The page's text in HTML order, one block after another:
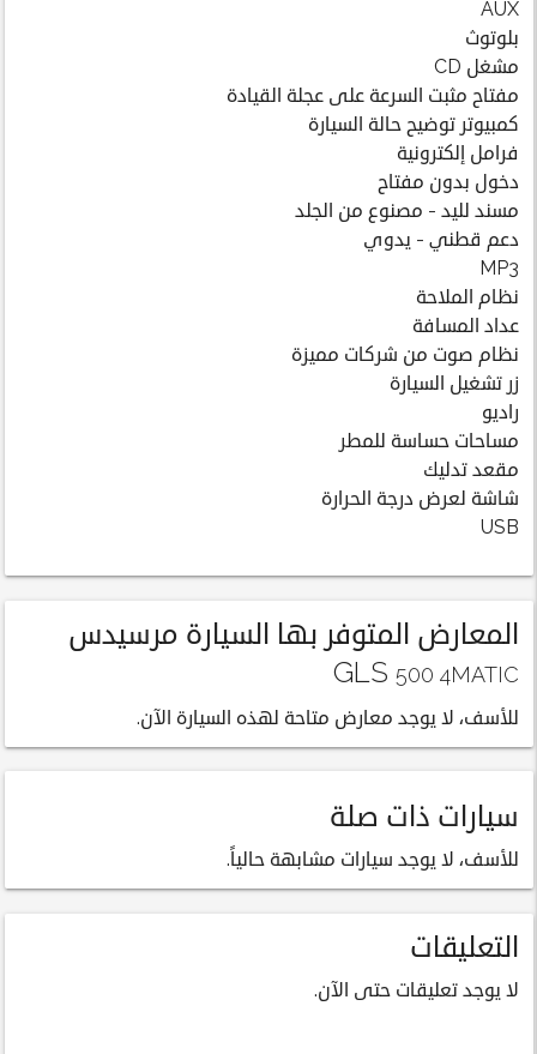
AUX
بلوتوث
مشغل CD
مفتاح مثبت السرعة على عجلة القيادة
كمبيوتر توضيح حالة السيارة
فرامل إلكترونية
دخول بدون مفتاح
مسند لليد - مصنوع من الجلد
دعم قطني - يدوي
MP3
نظام الملاحة
عداد المسافة
نظام صوت من شركات مميزة
زر تشغيل السيارة
راديو
مساحات حساسة للمطر
مقعد تدليك
شاشة لعرض درجة الحرارة
USB
المعارض المتوفر بها السيارة مرسيدس
GLS 500 4MATIC
للأسف، لا يوجد معارض متاحة لهذه السيارة الآن.
سيارات ذات صلة
للأسف، لا يوجد سيارات مشابهة حالياً.
التعليقات
لا يوجد تعليقات حتى الآن.